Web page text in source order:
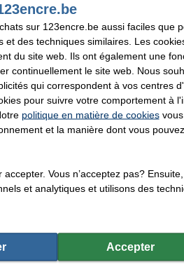
Livré
Boutique en ligne' Déjà plus de 5 millions
assure une impression grand format
papier idéal pour les applications graphiques
telles que le matériel de présentation,
mm (24 pouces) et une longueur de 30
123encre afin d'économiser de
123encre une garantie à 100%.
sur 123encre.be aussi faciles que
et des techniques similaires. Les
du site web. Ils ont également une
continuellement le site web. Nous
qui correspondent à vos centres
pour suivre votre comportement à
politique en matière de cookiesvous
et la manière dont vous
Vous n’acceptez pas?
et analytiques et utilisons des
Accepter